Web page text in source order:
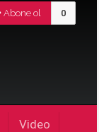
Abone ol 0
Video